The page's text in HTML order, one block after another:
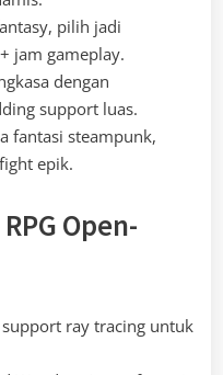
pilih jadi
jam gameplay.
dengan
support luas.
fantasi steampunk,
epik.
Open-
support ray tracing untuk